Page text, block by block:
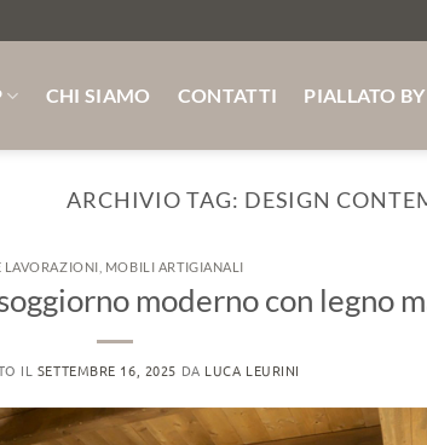
SU MISURA ABETE -
CHI SIAMO CONTATTI PIALLATO
ARCHIVIO TAG: DESIGN
LAVORAZIONI MOBILI ARTIGIANALI
moderno con legno
IL SETTEMBRE 16, 2025 DA LUCA LEURINI